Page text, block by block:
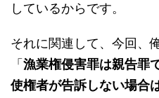
しているからです。
それに関連して、今回、
「 漁業権侵害罪は親告罪
使権者が告訴しない場合